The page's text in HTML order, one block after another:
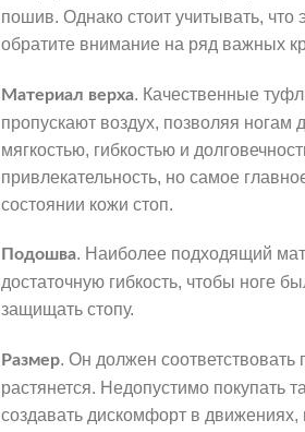
пошив. Однако стоит учитывать, что
обратите внимание на ряд важных
Материал верха. Качественные
пропускают воздух, позволяя ногам
мягкостью, гибкостью и
привлекательность, но самое
состоянии кожи стоп.
Подошва. Наиболее подходящий
достаточную гибкость, чтобы ноге
защищать стопу.
Размер. Он должен соответствовать
растянется. Недопустимо покупать
создавать дискомфорт в